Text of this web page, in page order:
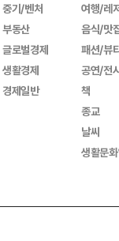
중기/벤처
부동산
글로벌경제
생활경제
경제일반
여행/레
음식/맛
패션/뷰
공연/전
책
종교
날씨
생활문